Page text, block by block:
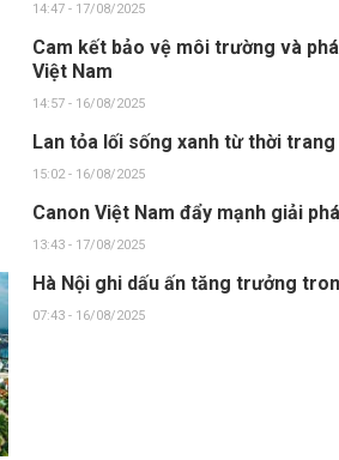
14:47 - 17/08/2025
Cam kết bảo vệ môi trường và
Việt Nam
14:57 - 16/08/2025
Lan tỏa lối sống xanh từ thời
15:02 - 16/08/2025
Canon Việt Nam đẩy mạnh giải
13:43 - 17/08/2025
Hà Nội ghi dấu ấn tăng trưởng
07:43 - 16/08/2025